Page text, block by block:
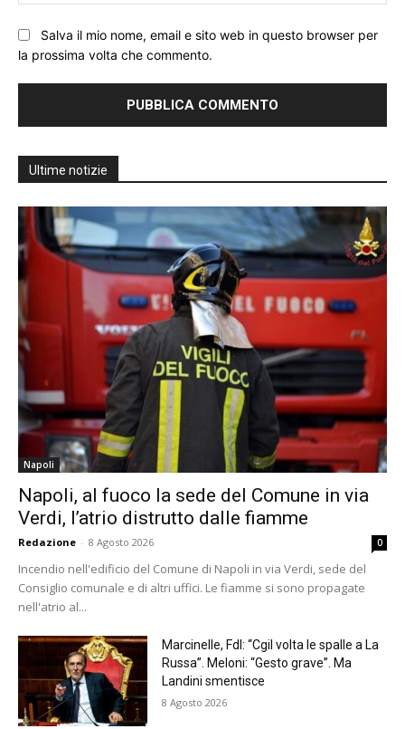
Salva il mio nome, email e sito web in questo browser per
la prossima volta che commento.
Ultime notizie
Napoli
Napoli, al fuoco la sede del Comune in via
Verdi, l’atrio distrutto dalle fiamme
Redazione - 8 Agosto 2026 0
Incendio nell'edificio del Comune di Napoli in via Verdi, sede del
Consiglio comunale e di altri uffici. Le fiamme si sono propagate
nell'atrio al...
Marcinelle, FdI: “Cgil volta le spalle a La
Russa”. Meloni: “Gesto grave”. Ma
Landini smentisce
8 Agosto 2026